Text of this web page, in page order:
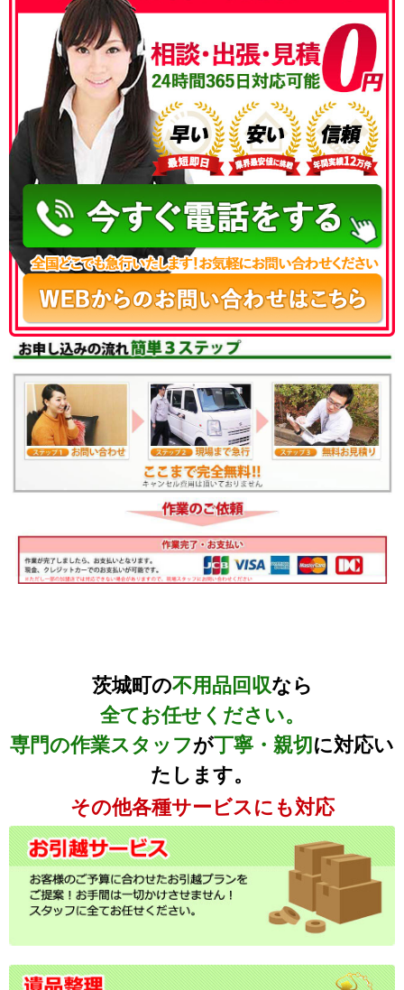
050-3186-4780
茨城町の不用品回収なら
全てお任せください。
専門の作業スタッフが丁寧・親切 に対応い
たします。
その他各種サービスにも対応